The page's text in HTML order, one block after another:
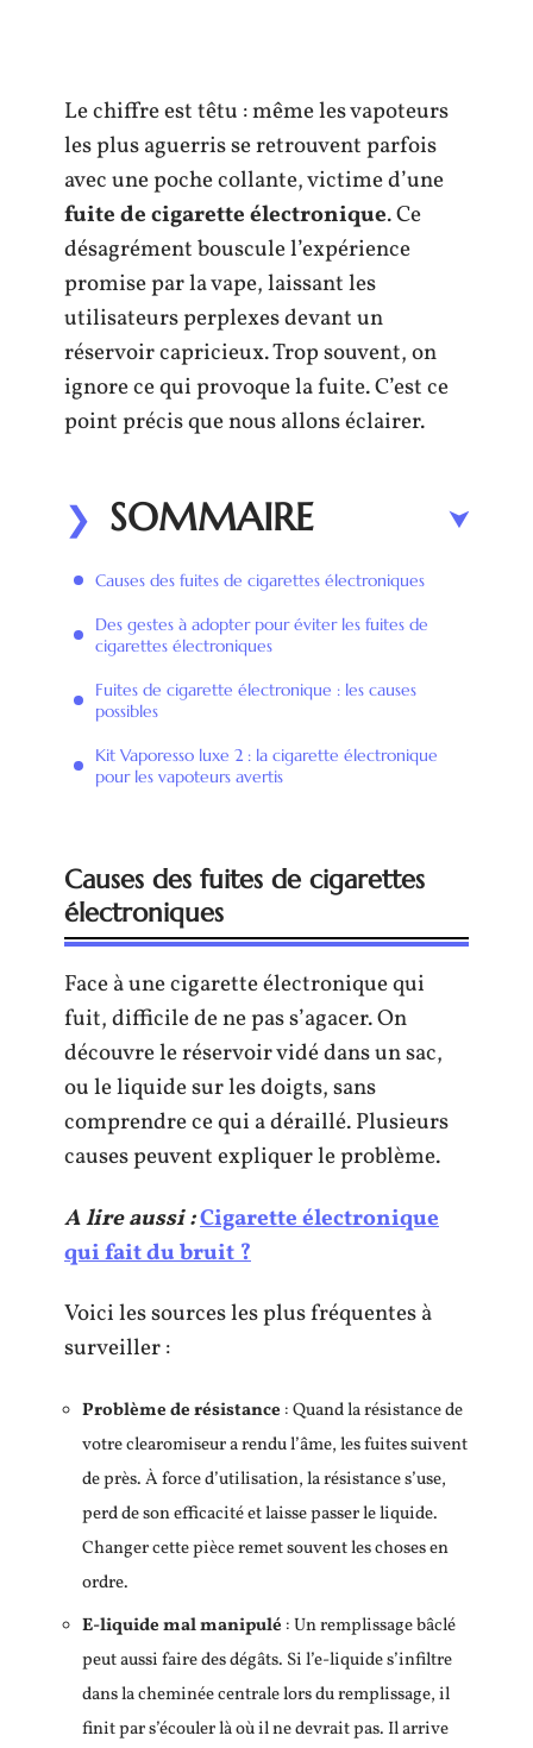
Le chiffre est têtu : même les vapoteurs
les plus aguerris se retrouvent parfois
avec une poche collante, victime d’une
fuite de cigarette électronique. Ce
désagrément bouscule l’expérience
promise par la vape, laissant les
utilisateurs perplexes devant un
réservoir capricieux. Trop souvent, on
ignore ce qui provoque la fuite. C’est ce
point précis que nous allons éclairer.
SOMMAIRE
Causes des fuites de cigarettes électroniques
Des gestes à adopter pour éviter les fuites de
cigarettes électroniques
Fuites de cigarette électronique : les causes
possibles
Kit Vaporesso luxe 2 : la cigarette électronique
pour les vapoteurs avertis
Causes des fuites de cigarettes
électroniques
Face à une cigarette électronique qui
fuit, difficile de ne pas s’agacer. On
découvre le réservoir vidé dans un sac,
ou le liquide sur les doigts, sans
comprendre ce qui a déraillé. Plusieurs
causes peuvent expliquer le problème.
A lire aussi :Cigarette électronique
qui fait du bruit ?
Voici les sources les plus fréquentes à
surveiller :
Problème de résistance : Quand la résistance de
votre clearomiseur a rendu l’âme, les fuites suivent
de près. À force d’utilisation, la résistance s’use,
perd de son efficacité et laisse passer le liquide.
Changer cette pièce remet souvent les choses en
ordre.
E-liquide mal manipulé : Un remplissage bâclé
peut aussi faire des dégâts. Si l’e-liquide s’infiltre
dans la cheminée centrale lors du remplissage, il
finit par s’écouler là où il ne devrait pas. Il arrive